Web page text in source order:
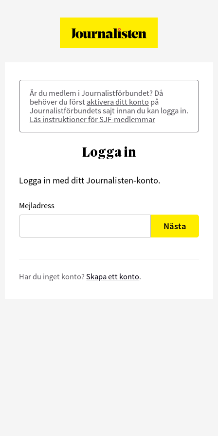
Är du medlem i Journalistförbundet? Då
behöver du först aktivera ditt konto på
Journalistförbundets sajt innan du kan logga in.
Läs instruktioner för SJF-medlemmar
Logga in
Logga in med ditt Journalisten-konto.
Mejladress
Nästa
Har du inget konto? Skapa ett konto.